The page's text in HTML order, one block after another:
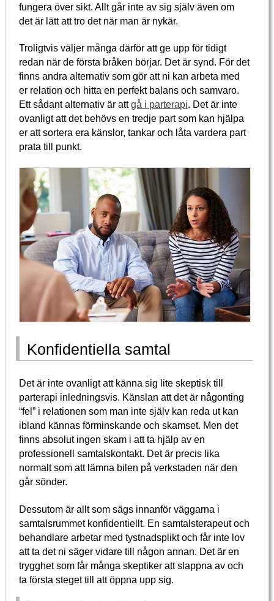
fungera över sikt. Allt går inte av sig själv även om
det är lätt att tro det när man är nykär.
Troligtvis väljer många därför att ge upp för tidigt
redan när de första bråken börjar. Det är synd. För det
finns andra alternativ som gör att ni kan arbeta med
er relation och hitta en perfekt balans och samvaro.
Ett sådant alternativ är attgå i parterapi. Det är inte
ovanligt att det behövs en tredje part som kan hjälpa
er att sortera era känslor, tankar och låta vardera part
prata till punkt.
Konfidentiella samtal
Det är inte ovanligt att känna sig lite skeptisk till
parterapi inledningsvis. Känslan att det är någonting
“fel” i relationen som man inte själv kan reda ut kan
ibland kännas förminskande och skamset. Men det
finns absolut ingen skam i att ta hjälp av en
professionell samtalskontakt. Det är precis lika
normalt som att lämna bilen på verkstaden när den
går sönder.
Dessutom är allt som sägs innanför väggarna i
samtalsrummet konfidentiellt. En samtalsterapeut och
behandlare arbetar med tystnadsplikt och får inte lov
att ta det ni säger vidare till någon annan. Det är en
trygghet som får många skeptiker att slappna av och
ta första steget till att öppna upp sig.